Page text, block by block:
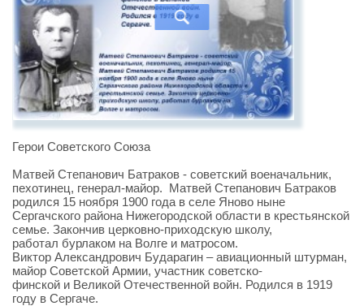
Герои Советского Союза
Матвей Степанович Батраков - советский военачальник,
пехотинец, генерал-майор. Матвей Степанович Батраков
родился 15 ноября 1900 года в селе Яново ныне
Сергачского района Нижегородской области в крестьянской
семье. Закончив церковно-приходскую школу,
работал бурлаком на Волге и матросом.
Виктор Александрович Бударагин – авиационный штурман,
майор Советской Армии, участник советско-
финской и Великой Отечественной войн. Родился в 1919
году в Сергаче.